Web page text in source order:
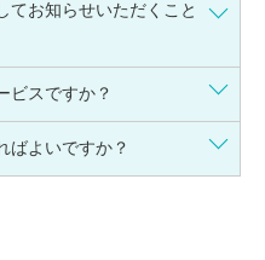
てお知らせいただくこと
ビスですか？
ばよいですか？